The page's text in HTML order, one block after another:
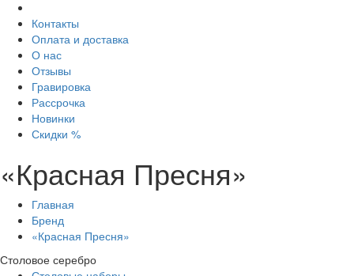
Контакты
Оплата и доставка
О нас
Отзывы
Гравировка
Рассрочка
Новинки
Скидки %
«Красная Пресня»
Главная
Бренд
«Красная Пресня»
Столовое серебро